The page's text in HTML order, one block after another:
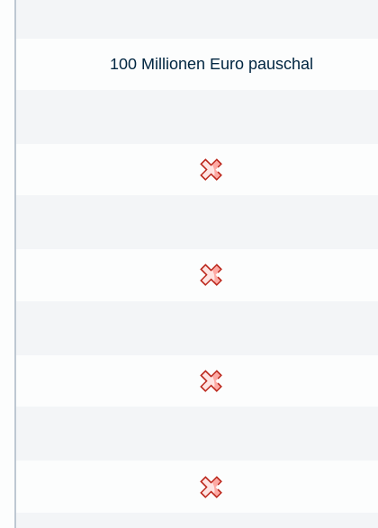
100 Millionen Euro pauschal